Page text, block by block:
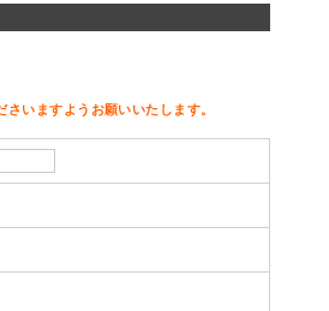
いますようお願いいたします。